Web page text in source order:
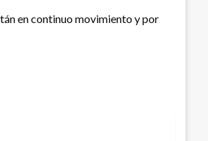
en continuo movimiento y por